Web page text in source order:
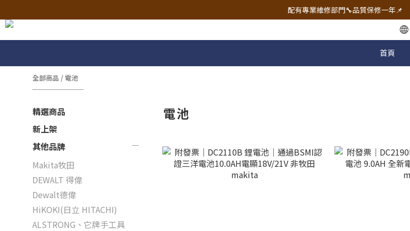
🔧電動工具&五金唯一首選 宇慶五金網拍🔧
配有專業維修部門🔧品質保修一年📌
🔧電動工具&五金唯一首選 宇慶五金網拍
首頁
全部商品 /電池
精選商品
新上架
其他品牌
Makita牧田
DEWALT 得偉
Dewalt德偉
HiKOKI(日立 HITACHI)
ALSTRONG、它牌手工具
電池